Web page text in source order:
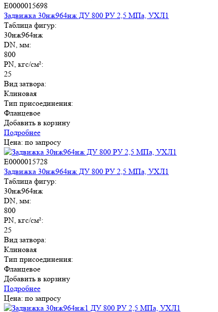
E0000015698
Задвижка 30нж964нж ДУ 800 РУ 2,5 МПа, УХЛ1
Таблица фигур:
30нж964нж
DN, мм:
800
PN, кгс/см²:
25
Вид затвора:
Клиновая
Тип присоединения:
Фланцевое
Добавить в корзину
Подробнее
Цена: по запросу
E0000015728
Задвижка 30нж964нж ДУ 800 РУ 2,5 МПа, УХЛ1
Таблица фигур:
30нж964нж
DN, мм:
800
PN, кгс/см²:
25
Вид затвора:
Клиновая
Тип присоединения:
Фланцевое
Добавить в корзину
Подробнее
Цена: по запросу